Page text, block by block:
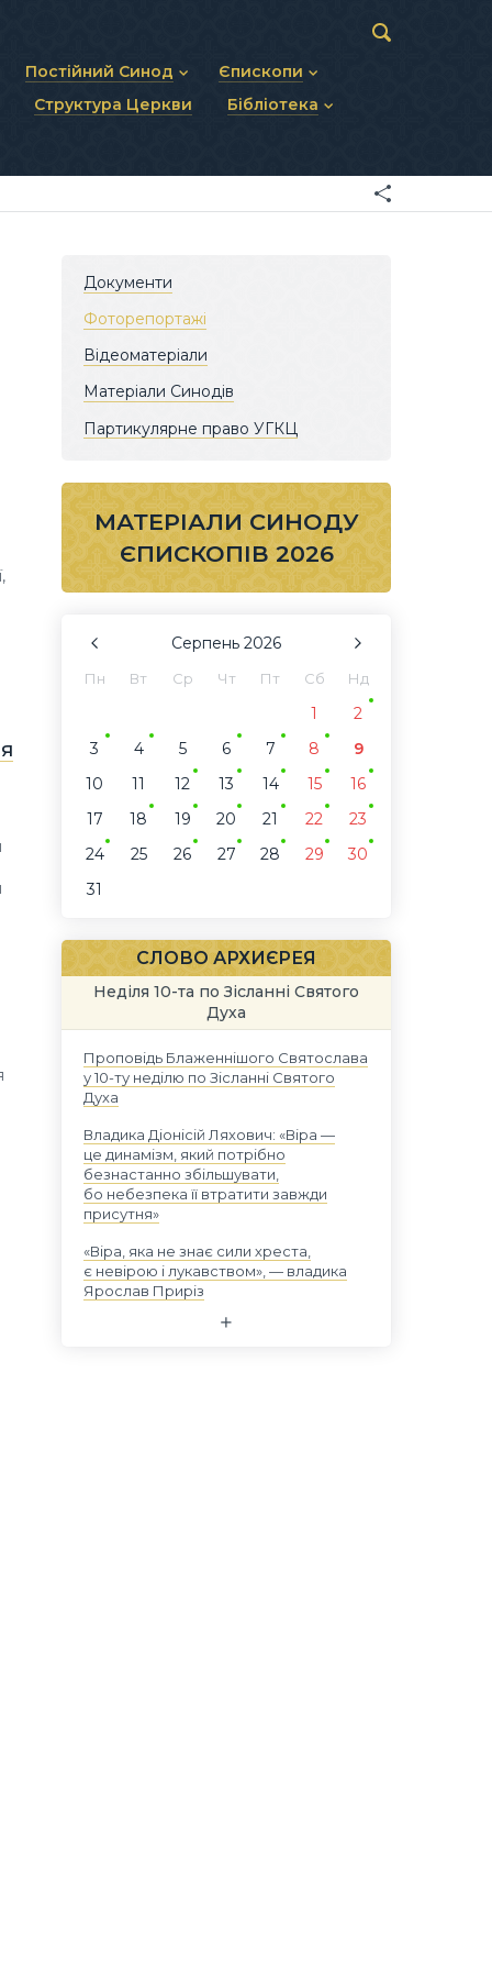
Постійний Синод
Статут Постійного Синоду
Єпископи
Діючі єпископи
Структура Церкви Бібліотека
Матеріали Синодів
Документи
Фоторепортажі
Відеоматеріали
Матеріали Синодів
Партикулярне право УГКЦ
МАТЕРІАЛИ СИНОДУ
ЄПИСКОПІВ 2026
Серпень 2026
Пн Вт Ср Чт Пт Сб Нд
1
2
3
4 5 6 7 8
9
10
11 12 13 14 15
16
17
18 19 20 21 22
23
24
25 26 27 28 29
30
31
СЛОВО АРХИЄРЕЯ
Неділя 10-та по Зісланні Святого
Духа
Проповідь Блаженнішого Святослава
у 10-ту неділю по Зісланні Святого
Духа
Владика Діонісій Ляхович: «Віра —
це динамізм, який потрібно
безнастанно збільшувати,
бо небезпека її втратити завжди
присутня»
«Віра, яка не знає сили хреста,
є невірою і лукавством», — владика
Ярослав Приріз